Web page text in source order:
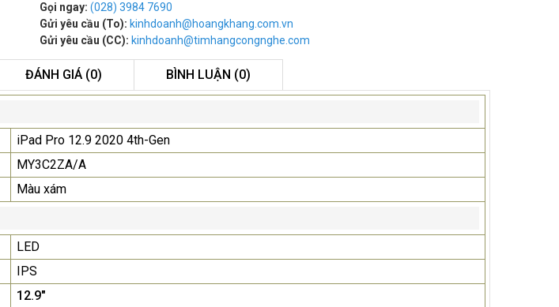
Gọi ngay: (028) 3984 7690
Gửi yêu cầu (To): kinhdoanh@hoangkhang.com.vn
Gửi yêu cầu (CC): kinhdoanh@timhangcongnghe.com
2.150.000₫
Màn Hình Quảng Cáo
SAMSUNG QB55R 55 I...
ĐÁNH GIÁ (0) BÌNH LUẬN (0)
iPad Pro 12.9 2020 4th-Gen
MY3C2ZA/A
Màu xám
LED
IPS
12.9"